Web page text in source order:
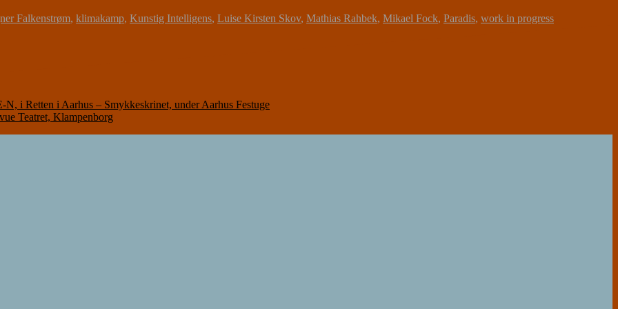
Falkenstrøm, klimakamp, Kunstig Intelligens, Luise Kirsten Skov, Mathias Rahbek, Mikael Fock, Paradis, work in progress
i Retten i Aarhus – Smykkeskrinet, under Aarhus Festuge
Teatret, Klampenborg